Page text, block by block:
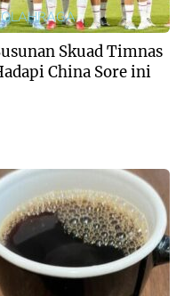
OLAHRAGA
Skuad Timnas
China Sore ini